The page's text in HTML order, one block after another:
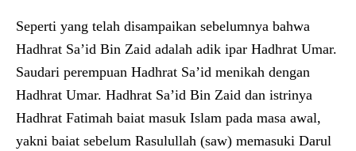
Seperti yang telah disampaikan sebelumnya bahwa
Hadhrat Sa’id Bin Zaid adalah adik ipar Hadhrat Umar.
Saudari perempuan Hadhrat Sa’id menikah dengan
Hadhrat Umar. Hadhrat Sa’id Bin Zaid dan istrinya
Hadhrat Fatimah baiat masuk Islam pada masa awal,
yakni baiat sebelum Rasulullah (saw) memasuki Darul